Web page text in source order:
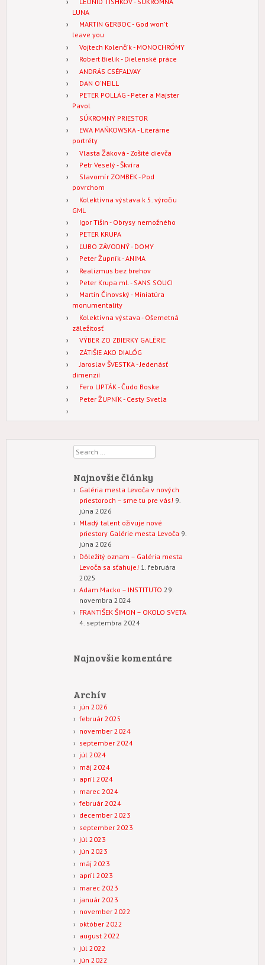
LUNA
MARTIN GERBOC - God won't
leave you
Vojtech Kolenčík - MONOCHRÓMY
Robert Bielik - Dielenské práce
ANDRÁS CSÉFALVAY
DAN O'NEILL
PETER POLLÁG - Peter a Majster
Pavol
SÚKROMNÝ PRIESTOR
EWA MAŃKOWSKA - Literárne
portréty
Vlasta Žáková - Zošité dievča
Petr Veselý - Škvíra
Slavomír ZOMBEK - Pod
povrchom
Kolektívna výstava k 5. výročiu
GML
Igor Tišin - Obrysy nemožného
PETER KRUPA
ĽUBO ZÁVODNÝ - DOMY
Peter Župník - ANIMA
Realizmus bez brehov
Peter Krupa ml. - SANS SOUCI
Martin Činovský - Miniatúra
monumentality
Kolektívna výstava - Ošemetná
záležitosť
VÝBER ZO ZBIERKY GALÉRIE
ZÁTIŠIE AKO DIALÓG
Jaroslav ŠVESTKA - Jedenásť
dimenzií
Fero LIPTÁK - Čudo Boske
Peter ŽUPNÍK - Cesty Svetla
Search
Najnovšie články
Galéria mesta Levoča v nových
priestoroch – sme tu pre vás! 9.
júna 2026
Mladý talent oživuje nové
priestory Galérie mesta Levoča 9.
júna 2026
Dôležitý oznam – Galéria mesta
Levoča sa sťahuje! 1. februára
2025
Adam Macko – INSTITUTO 29.
novembra 2024
FRANTIŠEK ŠIMON – OKOLO SVETA
4. septembra 2024
Najnovšie komentáre
Archív
jún 2026
február 2025
november 2024
september 2024
júl 2024
máj 2024
apríl 2024
marec 2024
február 2024
december 2023
september 2023
júl 2023
jún 2023
máj 2023
apríl 2023
marec 2023
január 2023
november 2022
október 2022
august 2022
júl 2022
jún 2022